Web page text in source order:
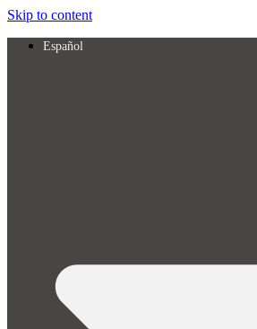
Skip to content
Español